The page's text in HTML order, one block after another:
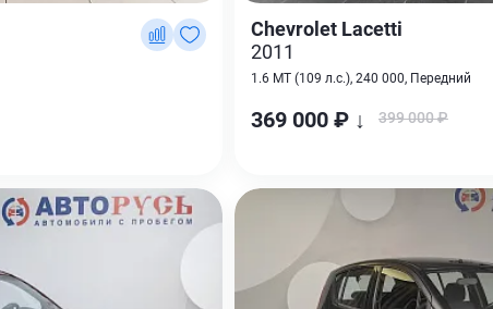
Chevrolet Lacetti
2011
1.6 MT (109 л.с.), 240 000, Передний
369 000 ₽ ↓ 399 000 ₽